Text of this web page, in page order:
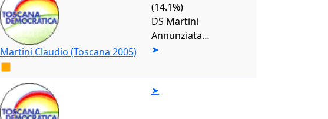
Martini Claudio (Toscana 2005)
(14.1%)
DS Martini
Annunziata…
➤
➤